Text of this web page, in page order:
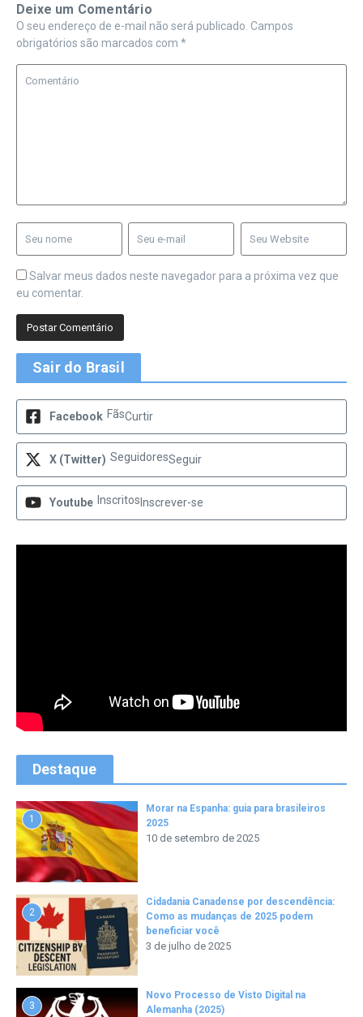
Deixe um Comentário
O seu endereço de e-mail não será publicado. Campos
obrigatórios são marcados com *
Salvar meus dados neste navegador para a próxima vez que
eu comentar.
Sair do Brasil
Facebook FãsCurtir
X (Twitter) SeguidoresSeguir
Youtube Inscritos Inscrever-se
Destaque
1
Morar na Espanha: guia para brasileiros
2025
10 de setembro de 2025
2
Cidadania Canadense por descendência:
Como as mudanças de 2025 podem
beneficiar você
3 de julho de 2025
3
Novo Processo de Visto Digital na
Alemanha (2025)